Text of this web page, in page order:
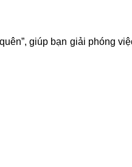
giúp bạn giải phóng